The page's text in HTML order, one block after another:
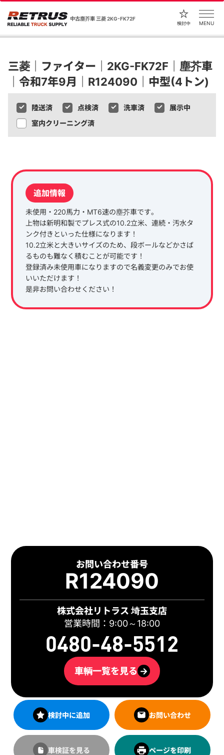
中古塵芥車 三菱 2KG-FK72F
検討中 MENU
三菱｜ファイター｜2KG-FK72F｜塵芥車
｜令和7年9月｜R124090｜中型(4トン)
陸送済 点検済 洗車済
展示中
室内クリーニング済
追加情報
未使用・220馬力・MT6速の塵芥車です。
上物は新明和製でプレス式の10.2立米、連続・汚水タ
ンク付きといった仕様になります！
10.2立米と大きいサイズのため、段ボールなどかさば
るものも難なく積むことが可能です！
登録済み未使用車になりますので名義変更のみでお使
いいただけます！
是非お問い合わせください！
お問い合わせ番号
R124090
株式会社リトラス 埼玉支店
営業時間：9:00～18:00
0480-48-5512
車輌一覧を見る →
検討中に追加 お問い合わせ
車検証を見る ページを印刷